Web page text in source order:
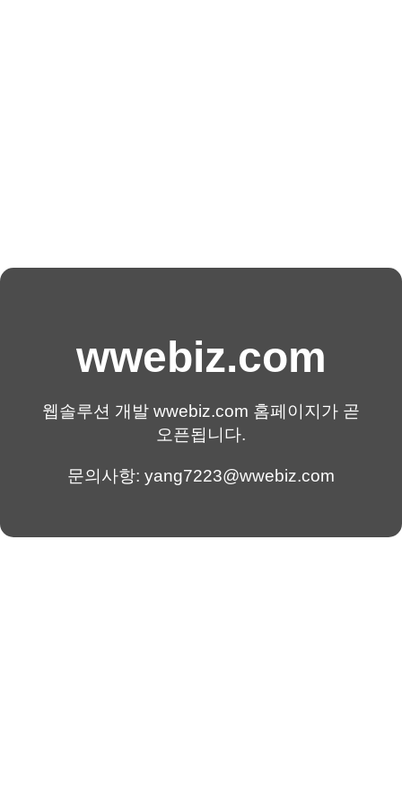
wwebiz.com
웹솔루션 개발 wwebiz.com 홈페이지가 곧
오픈됩니다.
문의사항: yang7223@wwebiz.com